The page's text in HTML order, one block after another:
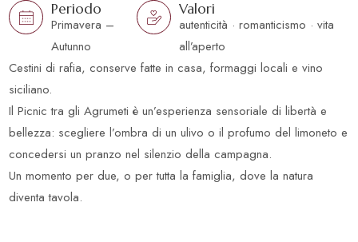
Periodo
Primavera –
Autunno
Valori
autenticità · romanticismo · vita
all’aperto
Cestini di rafia, conserve fatte in casa, formaggi locali e vino
siciliano.
Il Picnic tra gli Agrumeti è un’esperienza sensoriale di libertà e
bellezza: scegliere l’ombra di un ulivo o il profumo del limoneto e
concedersi un pranzo nel silenzio della campagna.
Un momento per due, o per tutta la famiglia, dove la natura
diventa tavola.